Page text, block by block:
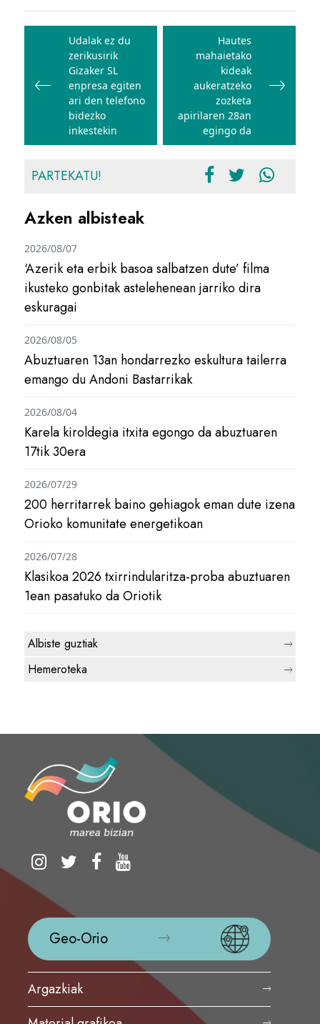
Bidalketetan
zehar
nabigatu
Udalak ez du
zerikusirik
Gizaker SL
enpresa egiten
ari den telefono
bidezko
inkestekin
Hautes
mahaietako
kideak
aukeratzeko
zozketa
apirilaren 28an
egingo da
PARTEKATU!
Azken albisteak
‘Azerik eta erbik basoa salbatzen dute’ filma
ikusteko gonbitak astelehenean jarriko dira
eskuragai
2026/08/07
Abuztuaren 13an hondarrezko eskultura tailerra
emango du Andoni Bastarrikak
2026/08/05
Karela kiroldegia itxita egongo da abuztuaren
17tik 30era
2026/08/04
200 herritarrek baino gehiagok eman dute izena
Orioko komunitate energetikoan
2026/07/29
Klasikoa 2026 txirrindularitza-proba abuztuaren
1ean pasatuko da Oriotik
2026/07/28
Albiste guztiak
Hemeroteka
Geo-Orio
Argazkiak